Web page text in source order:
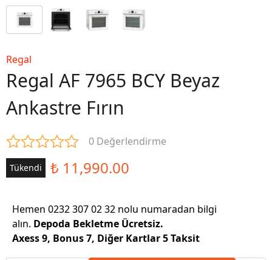
Regal
Regal AF 7965 BCY Beyaz
Ankastre Fırın
0 Değerlendirme
Tükendi ₺ 11,990.00
Hemen 0232 307 02 32 nolu numaradan bilgi
alın. Depoda Bekletme Ücretsiz.
Axess 9, Bonus 7, Diğer Kartlar 5 Taksit